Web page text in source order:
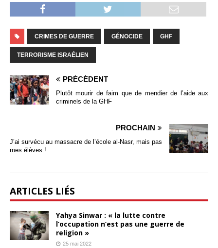
CRIMES DE GUERRE GÉNOCIDE GHF
TERRORISME ISRAÉLIEN
PRÉCÉDENT
Plutôt mourir de faim que de mendier de l’aide aux
criminels de la GHF
PROCHAIN
J’ai survécu au massacre de l’école al-Nasr, mais pas
mes élèves !
ARTICLES LIÉS
Yahya Sinwar : « la lutte contre
l’occupation n’est pas une guerre de
religion »
25 mai 2022